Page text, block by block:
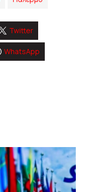
Twitter
WhatsApp